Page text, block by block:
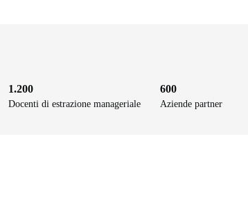
1.200
Docenti di estrazione manageriale
600
Aziende partner